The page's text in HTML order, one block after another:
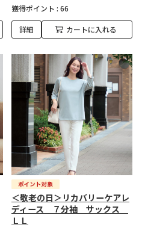
獲得ポイント : 66
詳細 カートに入れる
＜敬老の日＞リカバリーケアレ
ディース ７分袖 サックス
ＬＬ